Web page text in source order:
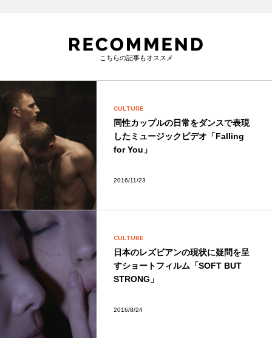
こちらの記事もオススメ
CULTURE
同性カップルの日常をダンスで表現
したミュージックビデオ「Falling
for You」
2016/11/23
CULTURE
日本のレズビアンの現状に疑問を呈
すショートフィルム「SOFT BUT
STRONG」
2016/8/24